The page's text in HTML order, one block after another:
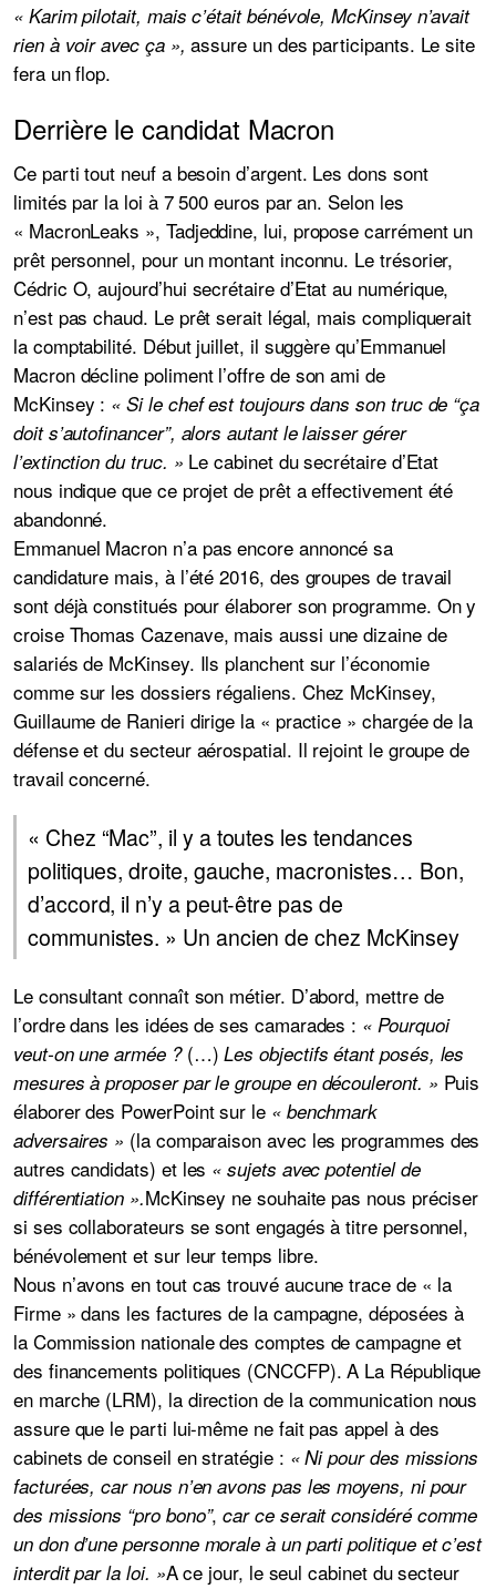
« Karim pilotait, mais c’était bénévole, McKinsey n’avait
rien à voir avec ça », assure un des participants. Le site
fera un flop.
Derrière le candidat Macron
Ce parti tout neuf a besoin d’argent. Les dons sont
limités par la loi à 7 500 euros par an. Selon les
« MacronLeaks », Tadjeddine, lui, propose carrément un
prêt personnel, pour un montant inconnu. Le trésorier,
Cédric O, aujourd’hui secrétaire d’Etat au numérique,
n’est pas chaud. Le prêt serait légal, mais compliquerait
la comptabilité. Début juillet, il suggère qu’Emmanuel
Macron décline poliment l’offre de son ami de
McKinsey : « Si le chef est toujours dans son truc de “ça
doit s’autofinancer”, alors autant le laisser gérer
l’extinction du truc. » Le cabinet du secrétaire d’Etat
nous indique que ce projet de prêt a effectivement été
abandonné.
Emmanuel Macron n’a pas encore annoncé sa
candidature mais, à l’été 2016, des groupes de travail
sont déjà constitués pour élaborer son programme. On y
croise Thomas Cazenave, mais aussi une dizaine de
salariés de McKinsey. Ils planchent sur l’économie
comme sur les dossiers régaliens. Chez McKinsey,
Guillaume de Ranieri dirige la « practice » chargée de la
défense et du secteur aérospatial. Il rejoint le groupe de
travail concerné.
« Chez “Mac”, il y a toutes les tendances
politiques, droite, gauche, macronistes… Bon,
d’accord, il n’y a peut-être pas de
communistes. » Un ancien de chez McKinsey
Le consultant connaît son métier. D’abord, mettre de
l’ordre dans les idées de ses camarades : « Pourquoi
veut-on une armée ?(…) Les objectifs étant posés, les
mesures à proposer par le groupe en découleront. » Puis
élaborer des PowerPoint sur le « benchmark
adversaires » (la comparaison avec les programmes des
autres candidats) et les « sujets avec potentiel de
différentiation ».McKinsey ne souhaite pas nous préciser
si ses collaborateurs se sont engagés à titre personnel,
bénévolement et sur leur temps libre.
Nous n’avons en tout cas trouvé aucune trace de « la
Firme » dans les factures de la campagne, déposées à
la Commission nationale des comptes de campagne et
des financements politiques (CNCCFP). A La République
en marche (LRM), la direction de la communication nous
assure que le parti lui-même ne fait pas appel à des
cabinets de conseil en stratégie : « Ni pour des missions
facturées, car nous n’en avons pas les moyens, ni pour
des missions “pro bono”, car ce serait considéré comme
un don d’une personne morale à un parti politique et c’est
interdit par la loi. »A ce jour, le seul cabinet du secteur